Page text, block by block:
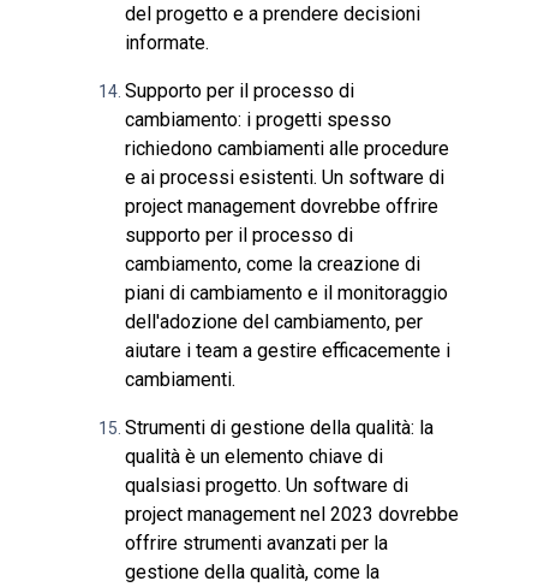
del progetto e a prendere decisioni
informate.
Supporto per il processo di
cambiamento: i progetti spesso
richiedono cambiamenti alle procedure
e ai processi esistenti. Un software di
project management dovrebbe offrire
supporto per il processo di
cambiamento, come la creazione di
piani di cambiamento e il monitoraggio
dell'adozione del cambiamento, per
aiutare i team a gestire efficacemente i
cambiamenti.
Strumenti di gestione della qualità: la
qualità è un elemento chiave di
qualsiasi progetto. Un software di
project management nel 2023 dovrebbe
offrire strumenti avanzati per la
gestione della qualità, come la